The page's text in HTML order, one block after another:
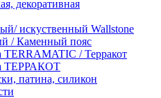
декоративная
искуственный Wallstone
/ Каменный пояс
TERRAMATIC / Терракот
ТЕРРАКОТ
патина, силикон